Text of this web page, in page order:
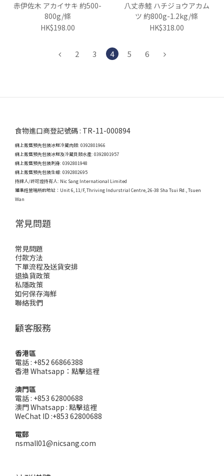
赤伊佐木 アカイサキ 約500-
800g/條
HK$198.00
八丈赤鯥 ハチジョウアカム
ツ 約800g-1.2kg/條
HK$318.00
2 3 4 5 6
食物進口商登記號碼 : TR-11-000894
網上販售預先包裝冰鮮冷藏肉類: 0392801966
網上販售預先包裝冰鮮及冷藏貝類水產: 0392801957
網上販售預先包裝刺身: 0392801948
網上販售預先包裝生蠔: 0392802695
持牌人/許可證持有人: Nic Sang International Limited
獲準經營場所的地址： Unit 6, 11/F, Thriving Indurstrial Centre, 26-38 Sha Tsui Rd., Tsuen
Wan
常見問題
常見問題
付款方法
下單流程及送貨安排
退換貨政策
私隱政策
如何保存海鮮
聯絡我們
顧客服務
香港區
電話 : +852 66866388
香港 Whatsapp： 點擊這裡
澳門區
電話 : +853 62800688
澳門 Whatsapp : 點擊這裡
WeChat ID :+853 62800688
電郵
nsmall01@nicsang.com